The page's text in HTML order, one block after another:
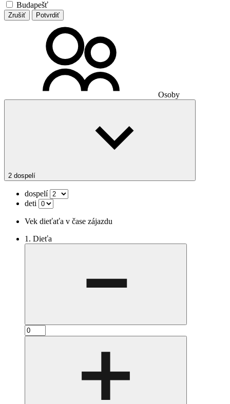
Budapešť
Zrušiť Potvrdiť
Osoby
2 dospelí
dospelí
deti
Vek dieťaťa v čase zájazdu
1. Dieťa